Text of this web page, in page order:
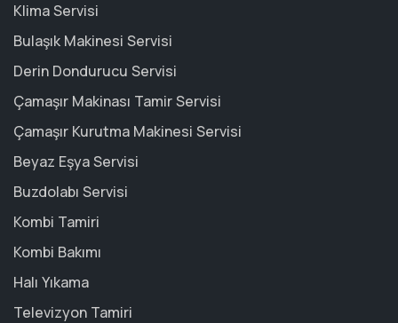
Klima Servisi
Bulaşık Makinesi Servisi
Derin Dondurucu Servisi
Çamaşır Makinası Tamir Servisi
Çamaşır Kurutma Makinesi Servisi
Beyaz Eşya Servisi
Buzdolabı Servisi
Kombi Tamiri
Kombi Bakımı
Halı Yıkama
Televizyon Tamiri